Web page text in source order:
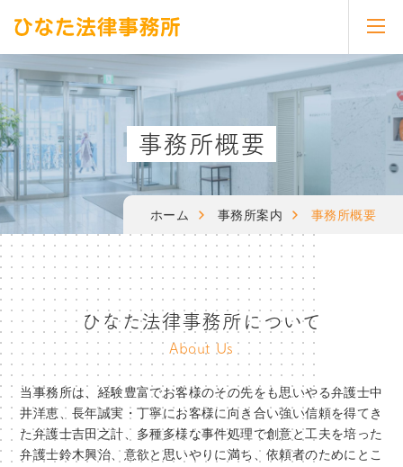
事務所概要
ホーム 事務所案内 事務所概要
ひなた法律事務所について
About Us
当事務所は、経験豊富でお客様のその先をも思いやる弁護士中
井洋恵、長年誠実・丁寧にお客様に向き合い強い信頼を得てき
た弁護士吉田之計、多種多様な事件処理で創意と工夫を培った
弁護士鈴木興治、意欲と思いやりに満ち、依頼者のためにとこ